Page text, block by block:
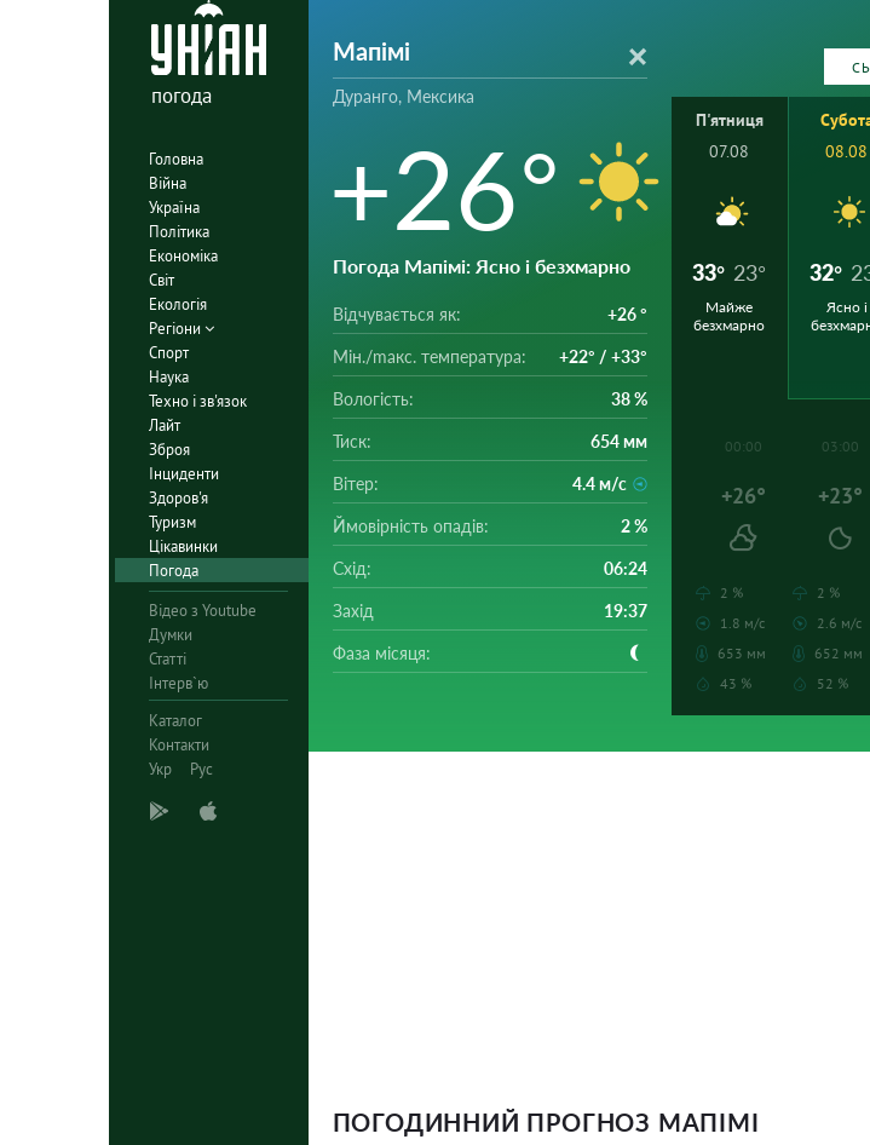
погода
Головна
Війна
Україна
Політика
Економіка
Світ
Екологія
Регіони
Спорт
Наука
Техно і зв'язок
Лайт
Зброя
Інциденти
Здоров'я
Туризм
Цікавинки
Погода
Відео з Youtube
Думки
Статті
Інтерв`ю
Каталог
Контакти
Укр
Рус
Мапімі
Дуранго, Мексика
+26°
Погода Мапімі: Ясно і безхмарно
Відчувається як: +26 °
Мін./mакс. температура: +22° / +33°
Вологість: 38 %
Тиск: 654 мм
Вітер: 4.4 м/с
Ймовірність опадів: 2 %
Схід: 06:24
Захід 19:37
Фаза місяця:
П'ятниця
07.08
33° 23°
Майже
безхмарно
08.08
32°
Ясно і
00:00
+26°
2 %
1.8 м/с
653 мм
43 %
03:00
+23°
2 %
2.6 м/с
652 мм
52 %
ПОГОДИННИЙ ПРОГНОЗ МАПІМІ